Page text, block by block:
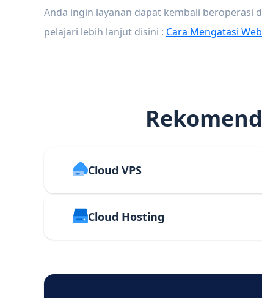
Anda ingin layanan dapat kembali beroperasi
pelajari lebih lanjut disini : Cara Mengatasi
Cloud VPS
Cloud Hosting